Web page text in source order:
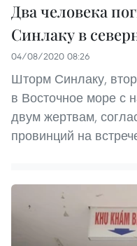
Два человека
Синлаку в
04/08/2020 08:26
Шторм Синлаку,
в Восточное море с
двум жертвам,
провинций на